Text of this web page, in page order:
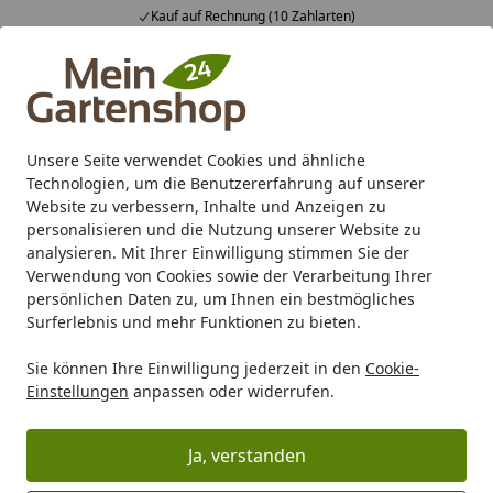
Unsere Seite verwendet Cookies und ähnliche
Technologien, um die Benutzererfahrung auf unserer
Website zu verbessern, Inhalte und Anzeigen zu
personalisieren und die Nutzung unserer Website zu
analysieren. Mit Ihrer Einwilligung stimmen Sie der
Verwendung von Cookies sowie der Verarbeitung Ihrer
persönlichen Daten zu, um Ihnen ein bestmögliches
Surferlebnis und mehr Funktionen zu bieten.
Sie können Ihre Einwilligung jederzeit in den Cookie-
Einstellungen anpassen oder widerrufen.
Ja, verstanden
Kauf auf Rechnung (10 Zahlarten)
Alle Produkte
Mein Konto
Suchen
Karibu Pools inkl. gratis Sandfilteranlage & Pool-
Starterset (Gesamtwert bis 468,99€)
Startseite
Beleuchtung Strahler
Strahler
Ihre Artikelübersicht